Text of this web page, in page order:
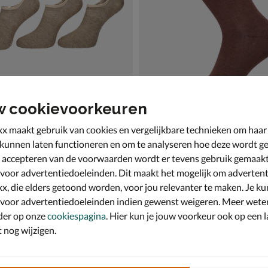
Pack Sneakersokken Skechers 3-Pack
Sokken - bruin
€ 9,99
9,99
cookievoorkeuren
maakt gebruik van cookies en vergelijkbare technieken om
laten functioneren en om te analyseren hoe deze wordt
van de voorwaarden wordt er tevens gebruik
advertentiedoeleinden. Dit maakt het mogelijk om
die elders getoond worden, voor jou relevanter te maken. Je
advertentiedoeleinden indien gewenst weigeren. Meer
op onzecookiespagina . Hier kun je jouw voorkeur ook op een
wijzigen.